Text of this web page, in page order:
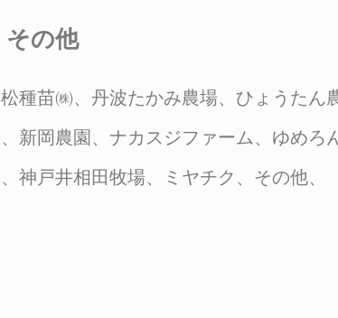
その他
種苗㈱、丹波たかみ農場、ひょうたん
新岡農園、ナカスジファーム、ゆめろ
神戸井相田牧場、ミヤチク、その他、